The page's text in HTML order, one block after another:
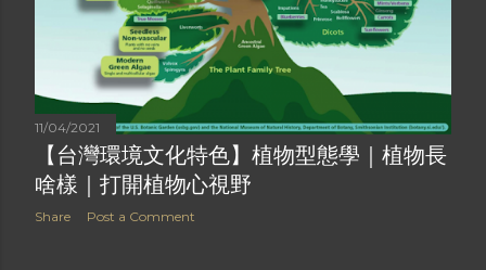
11/04/2021
【台灣環境文化特色】植物型態學｜植物長
啥樣｜打開植物心視野
Share Post a Comment